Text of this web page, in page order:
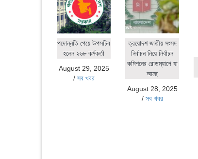
পদোন্নতি পেয়ে উপসচিব
হলেন ২৬৮ কর্মকর্তা
August 29, 2025
/ সব খবর
ত্রয়োদশ জাতীয় সংসদ
নির্বাচন নিয়ে নির্বাচন
কমিশনের রোডম্যাপে যা
আছে
August 28, 2025
/ সব খবর